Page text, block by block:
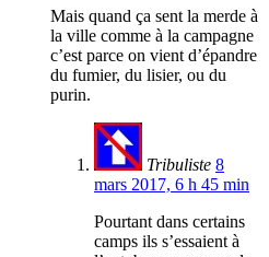
Mais quand ça sent la merde à
la ville comme à la campagne
c’est parce on vient d’épandre
du fumier, du lisier, ou du
purin.
Tribuliste 8
mars 2017, 6 h 45 min
Pourtant dans certains
camps ils s’essaient à